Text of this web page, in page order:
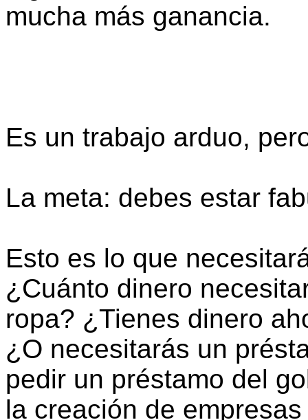
mucha más ganancia.
Es un trabajo arduo,
La meta: debes estar
Esto es lo que
¿Cuánto dinero
ropa? ¿Tienes dinero
¿O necesitarás un
pedir un préstamo del
la creación de